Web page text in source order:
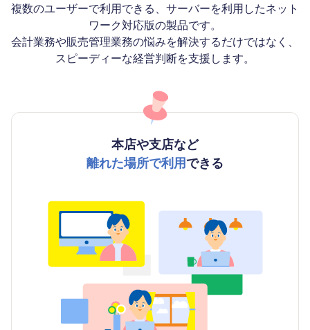
複数のユーザーで利用できる、サーバーを利用したネット
ワーク対応版の製品です。
会計業務や販売管理業務の悩みを解決するだけではなく、
スピーディーな経営判断を支援します。
本店や支店など
離れた場所で利用できる